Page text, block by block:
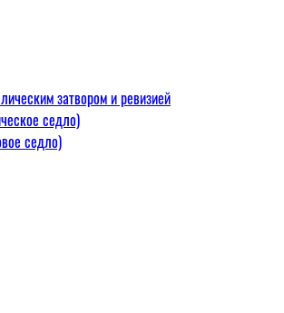
затвором и ревизией
седло)
седло)
С)